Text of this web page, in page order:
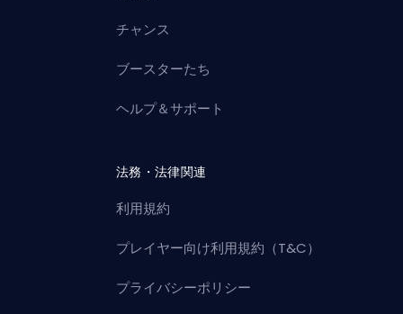
チャンス
ブースターたち
ヘルプ＆サポート
法務・法律関連
利用規約
プレイヤー向け利用規約（T&C）
プライバシーポリシー